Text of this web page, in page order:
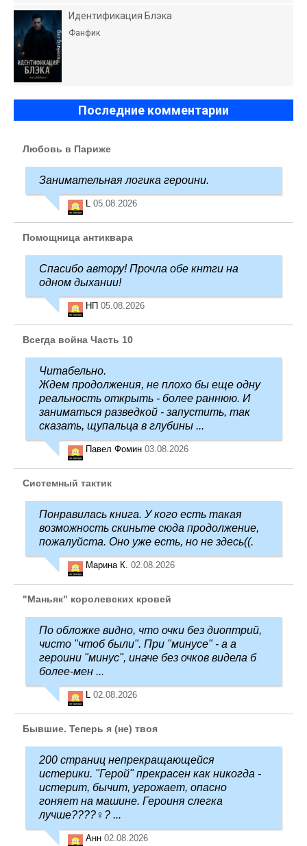
Идентификация Блэка
Фанфик
Последние комментарии
Любовь в Париже
Занимательная логика героини.
05.08.2026
Помощница антиквара
Спасибо автору! Прочла обе кнтги на
одном дыхании!
НП 05.08.2026
Всегда война Часть 10
Читабельно.
Ждем продолжения, не плохо бы еще одну
реальность открыть - более раннюю. И
заниматься разведкой - запустить, так
сказать, щупальца в глубины ...
Павел Фомин 03.08.2026
Системный тактик
Понравилась книга. У кого есть такая
возможность скиньте сюда продолжение,
пожалуйста. Оно уже есть, но не здесь((.
Марина К. 02.08.2026
"Маньяк" королевских кровей
По обложке видно, что очки без диоптрий,
чисто "чтоб были". При "минусе" - а а
героини "минус", иначе без очков видела б
более-мен ...
02.08.2026
Бывшие. Теперь я (не) твоя
200 страниц непрекращающейся
истерики. "Герой" прекрасен как никогда -
истерит, бычит, угрожает, опасно
гоняет на машине. Героиня слегка
лучше????‍♀️? ...
Анн 02.08.2026